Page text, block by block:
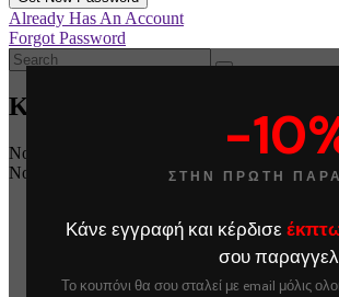
Already Has An Account
Forgot Password
-
ΣΤΗΝ ΠΡΩΤΗ
Κάνε εγγραφή και κέρδισε
σου
Το κουπόνι θα σου σταλεί με email μόλις
Καλάθι
No products in the cart.
No products in the cart.